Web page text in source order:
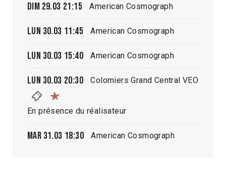
Dim 29.03 21:15 American Cosmograph
Lun 30.03 11:45 American Cosmograph
Lun 30.03 15:40 American Cosmograph
Lun 30.03 20:30 Colomiers Grand Central VEO
En présence du réalisateur
Mar 31.03 18:30 American Cosmograph